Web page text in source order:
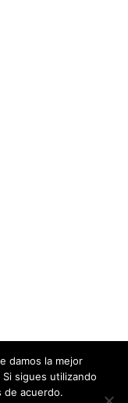
damos la mejor
sigues utilizando
de acuerdo.